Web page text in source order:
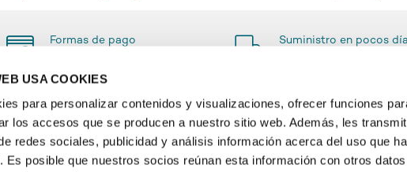
USA COOKIES
para personalizar contenidos y visualizaciones, ofrecer funciones
los accesos que se producen a nuestro sitio web. Además, les
redes sociales, publicidad y análisis información acerca del uso que
Es posible que nuestros socios reúnan esta información con otros
Formas de pago
Suministro en pocos
INFORMACIÓN
Glossary
SERVICIO
Contacto & FAQ